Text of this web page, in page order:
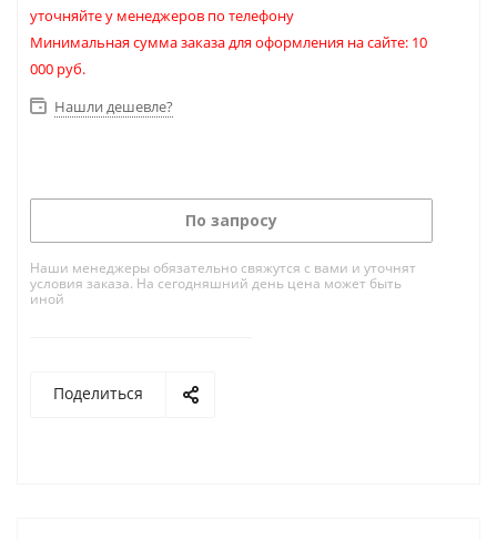
уточняйте у менеджеров по телефону
Минимальная сумма заказа для оформления на сайте: 10
000 руб.
Нашли дешевле?
По запросу
Наши менеджеры обязательно свяжутся с вами и уточнят
условия заказа. На сегодняшний день цена может быть
иной
Поделиться